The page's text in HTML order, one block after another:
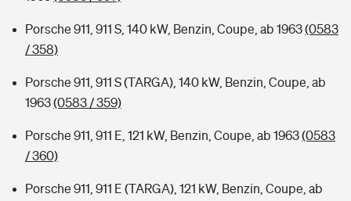
Porsche 911, 911 S, 140 kW, Benzin, Coupe, ab 1963(0583
/ 358)
Porsche 911, 911 S (TARGA), 140 kW, Benzin, Coupe, ab
1963(0583 / 359)
Porsche 911, 911 E, 121 kW, Benzin, Coupe, ab 1963(0583
/ 360)
Porsche 911, 911 E (TARGA), 121 kW, Benzin, Coupe, ab